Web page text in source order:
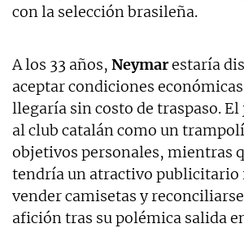
con la selección brasileña.
A los 33 años, Neymarestaría
aceptar condiciones
llegaría sin costo de traspaso.
al club catalán como un
objetivos personales, mientras
tendría un atractivo publicitario
vender camisetas y
afición tras su polémica salida